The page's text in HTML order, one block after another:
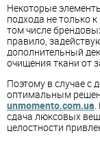
Некоторые
подхода не только к
том числе
правило,
дополнительный
очищения ткани от
Поэтому в случае с
оптимальным
unmomento.com.ua
сдача люксовых
целостности